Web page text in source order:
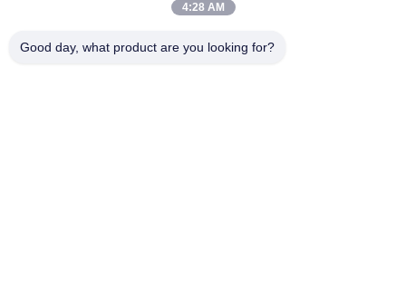
Luxusbus-Sitze
Küstenmotorschiff-
4:28 AM
Good day, what product are you looking for?